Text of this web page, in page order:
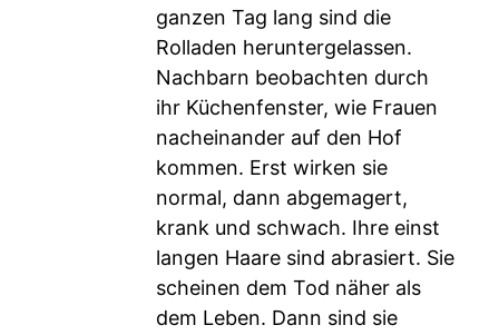
ganzen Tag lang sind die
Rolladen heruntergelassen.
Nachbarn beobachten durch
ihr Küchenfenster, wie Frauen
nacheinander auf den Hof
kommen. Erst wirken sie
normal, dann abgemagert,
krank und schwach. Ihre einst
langen Haare sind abrasiert. Sie
scheinen dem Tod näher als
dem Leben. Dann sind sie